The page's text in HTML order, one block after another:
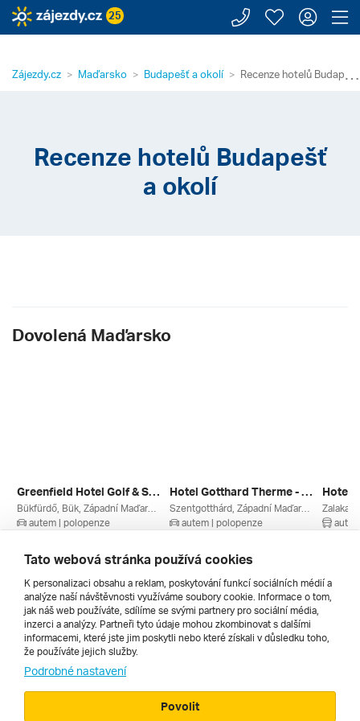
25 Zavolejte
Moje
⋯
Zájezdy.cz Maďarsko Budapešť a okolí Recenze hotelů
Recenze hotelů Budapešť
a okolí
Dovolená Maďarsko
Greenfield Hotel Golf & Spa - Zvýhodněný Včasný Pobyt 60 Dní Předem ****
autem | polopenze
6 330 Kč
Hotel Gotthard Therme - Rekreační Pobyt - Szentgotthárd ****
autem | polopenze
6 940 Kč
Hotel
Všechny
Cestopisy
Tato webová stránka používá cookies
K personalizaci obsahu a reklam, poskytování funkcí sociálních médií a
analýze naší návštěvnosti využíváme soubory cookie. Informace o tom,
jak náš web používáte, sdílíme se svými partnery pro sociální média,
inzerci a analýzy. Partneři tyto údaje mohou zkombinovat s dalšími
informacemi, které jste jim poskytli nebo které získali v důsledku toho,
že používáte jejich služby.
Podrobné nastavení
Povolit